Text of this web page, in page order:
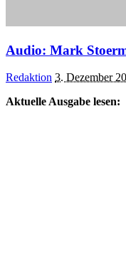
Audio: Mark
Posted
Redaktion 3. Dezember
Aktuelle Ausgabe lesen: